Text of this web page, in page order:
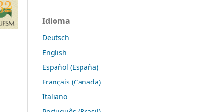
Idioma
Deutsch
English
Español (España)
Français (Canada)
Italiano